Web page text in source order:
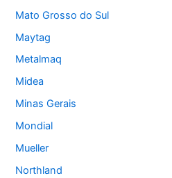
Mato Grosso do Sul
Maytag
Metalmaq
Midea
Minas Gerais
Mondial
Mueller
Northland